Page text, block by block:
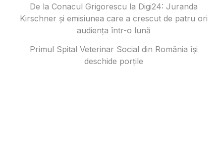
De la Conacul Grigorescu la Digi24: Juranda
Kirschner și emisiunea care a crescut de patru ori
audiența într-o lună
Primul Spital Veterinar Social din România își
deschide porțile